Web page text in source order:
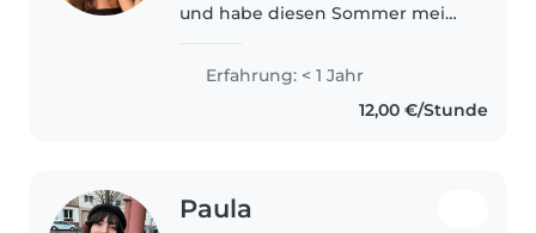
und habe diesen Sommer mein
möchte ich mein
Lehramtstudium beginnen und
bis dahin in ähnlichen
Erfahrung: < 1 Jahr
12,00 €/Stunde
Paula